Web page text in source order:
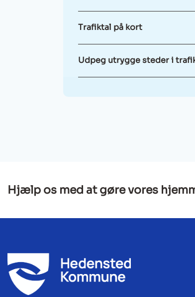
Trafiktal på kort
Udpeg utrygge steder i
Hjælp os med at gøre vores